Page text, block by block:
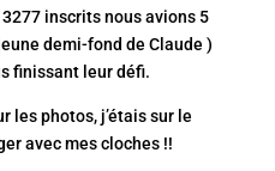
inscrits nous avions 5
demi-fond de Claude )
finissant leur défi.
les photos, j’étais sur le
avec mes cloches !!